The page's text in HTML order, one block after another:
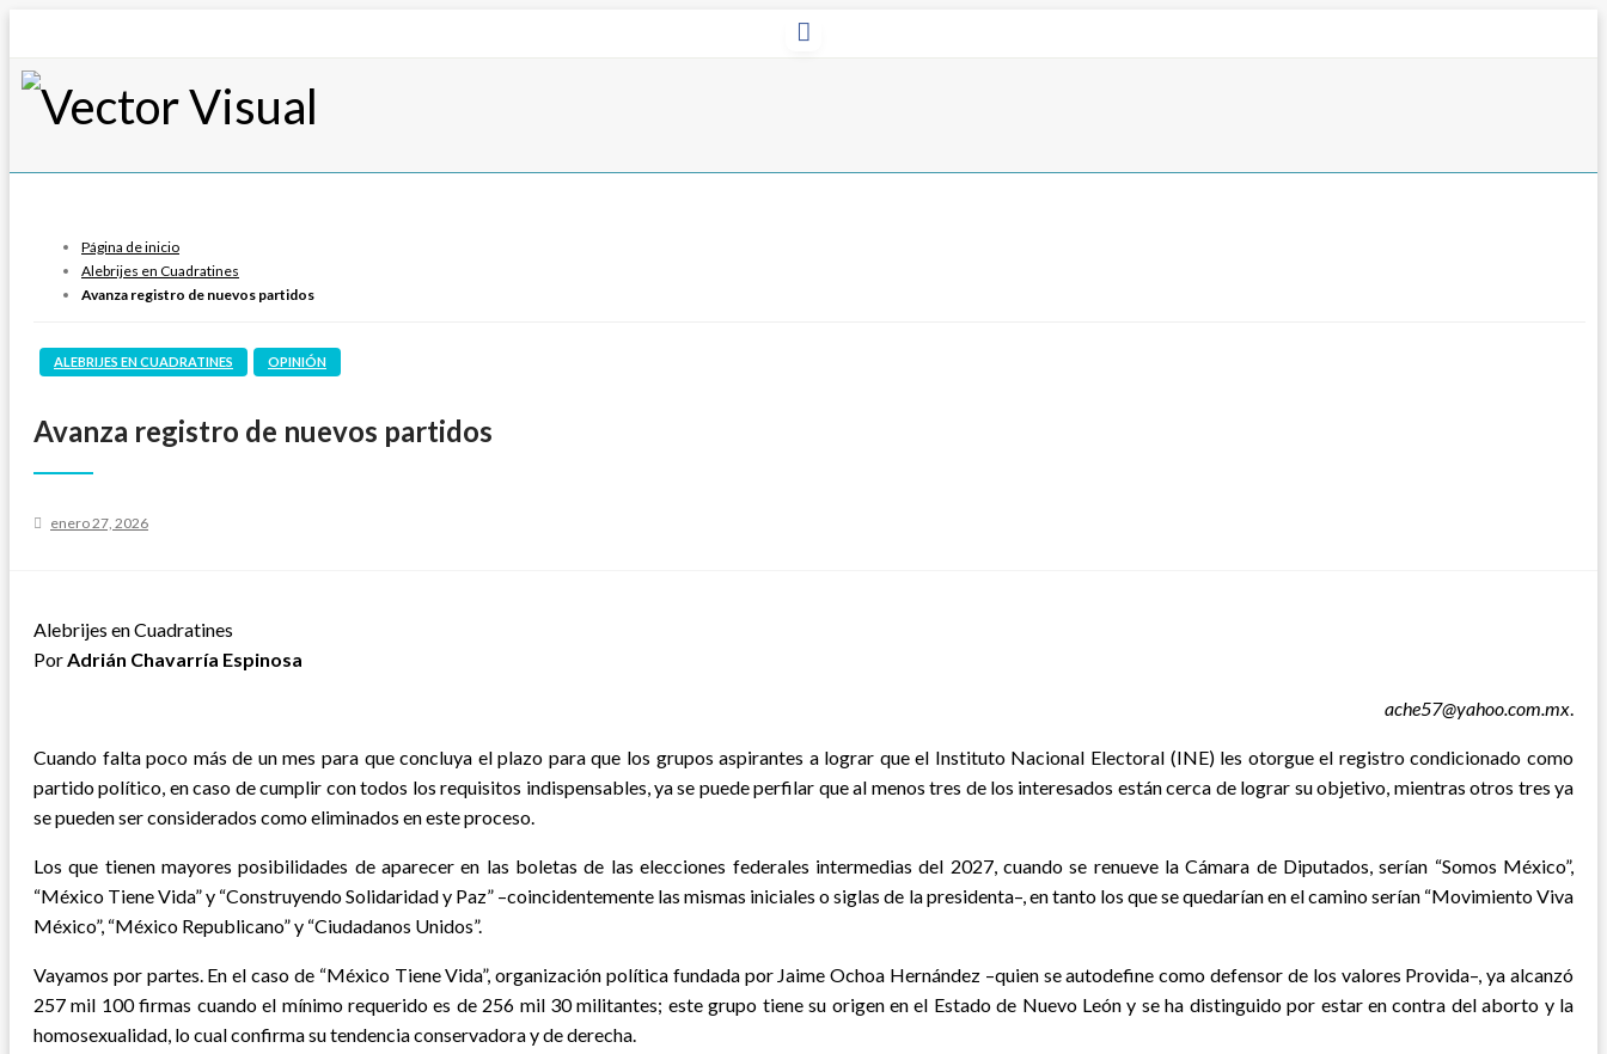
Página de inicio
Alebrijes en Cuadratines
Avanza registro de nuevos partidos
ALEBRIJES EN CUADRATINES OPINIÓN
Avanza registro de nuevos partidos
Publicado
enero 27, 2026
Alebrijes en Cuadratines
PorAdrián Chavarría Espinosa
ache57@yahoo.com.mx.
Cuando falta poco más de un mes para que concluya el plazo para que los grupos aspirantes a lograr que el Instituto Nacional Electoral (INE) les otorgue el registro condicionado como
partido político, en caso de cumplir con todos los requisitos indispensables, ya se puede perfilar que al menos tres de los interesados están cerca de lograr su objetivo, mientras otros tres ya
se pueden ser considerados como eliminados en este proceso.
Los que tienen mayores posibilidades de aparecer en las boletas de las elecciones federales intermedias del 2027, cuando se renueve la Cámara de Diputados, serían “Somos México”,
“México Tiene Vida” y “Construyendo Solidaridad y Paz” –coincidentemente las mismas iniciales o siglas de la presidenta–, en tanto los que se quedarían en el camino serían “Movimiento Viva
México”, “México Republicano” y “Ciudadanos Unidos”.
Vayamos por partes. En el caso de “México Tiene Vida”, organización política fundada por Jaime Ochoa Hernández –quien se autodefine como defensor de los valores Provida–, ya alcanzó
257 mil 100 firmas cuando el mínimo requerido es de 256 mil 30 militantes; este grupo tiene su origen en el Estado de Nuevo León y se ha distinguido por estar en contra del aborto y la
homosexualidad, lo cual confirma su tendencia conservadora y de derecha.